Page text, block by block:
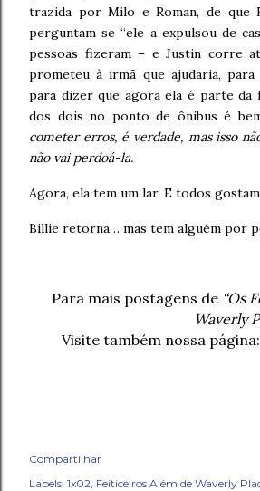
trazida por Milo e Roman, de que
perguntam se “ele a expulsou de
pessoas fizeram – e Justin corre
prometeu à irmã que ajudaria,
para dizer que agora ela é parte da
dos dois no ponto de ônibus é
cometer erros, é verdade, mas isso
não vai perdoá-la.
Agora, ela tem um lar. E todos
Billie retorna… mas tem alguém por
Para mais postagens de “Os
Waverly
Visite também nossa página:
Compartilhar
Labels: 1x02 Feiticeiros Além de Waverly